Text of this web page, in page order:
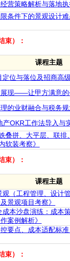
经营策略解析与落地
限条件下的景观设计
束）：
课程主题
定位与落位及招商高
展现——让甲方满意
理的业财融合与税务
产OKR工作法导入
铁叠拼、大平层、联
软装考察》
束）：
课程主题
观（工程管理、设计
景观项目考察》
成本沙盘演练：成本
案例解析》
控要点、成本适配标
束）：